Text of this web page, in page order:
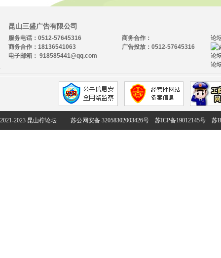
昆山三盛广告有限公司
服务电话：0512-57645316
商务合作：18136541063
电子邮箱： 918585441@qq.com
论
论
论
商务合作：
广告投放：0512-57645316
2021-2023 昆山柠论坛 苏公网安备 32058302003426号 苏ICP备19012145号 苏